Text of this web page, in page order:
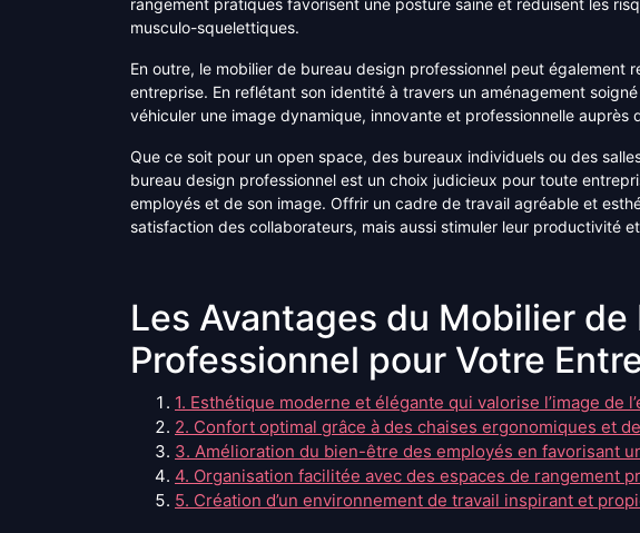
rangement pratiques favorisent une posture saine et réduisent les
musculo-squelettiques.
En outre, le mobilier de bureau design professionnel peut également
entreprise. En reflétant son identité à travers un aménagement
véhiculer une image dynamique, innovante et professionnelle auprès
Que ce soit pour un open space, des bureaux individuels ou des
bureau design professionnel est un choix judicieux pour toute
employés et de son image. Offrir un cadre de travail agréable et
satisfaction des collaborateurs, mais aussi stimuler leur productivité
Les Avantages du Mobilier de
Professionnel pour Votre
1. Esthétique moderne et élégante qui valorise l’image de
2. Confort optimal grâce à des chaises ergonomiques et
3. Amélioration du bien-être des employés en favorisant
4. Organisation facilitée avec des espaces de rangement
5. Création d’un environnement de travail inspirant et